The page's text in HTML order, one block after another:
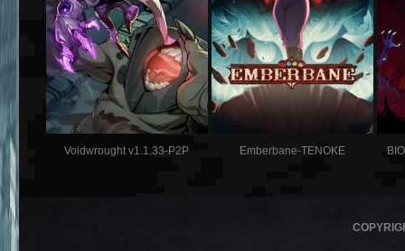
Voidwrought v1.1.33-P2P Emberbane-TENOKE